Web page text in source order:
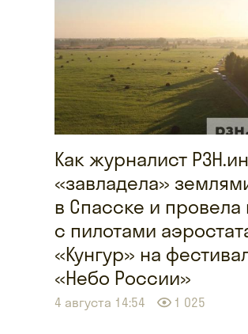
Как журналист
«завладела»
в Спасске и провела
с пилотами
«Кунгур» на
«Небо России»
4 августа 14:54 1 025